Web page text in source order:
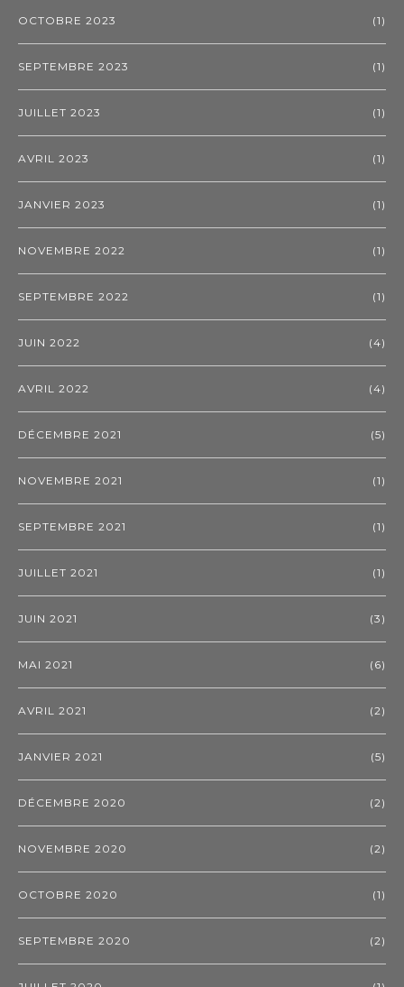
OCTOBRE 2023 (1)
SEPTEMBRE 2023 (1)
JUILLET 2023 (1)
AVRIL 2023 (1)
JANVIER 2023 (1)
NOVEMBRE 2022 (1)
SEPTEMBRE 2022 (1)
JUIN 2022 (4)
AVRIL 2022 (4)
DÉCEMBRE 2021 (5)
NOVEMBRE 2021 (1)
SEPTEMBRE 2021 (1)
JUILLET 2021 (1)
JUIN 2021 (3)
MAI 2021 (6)
AVRIL 2021 (2)
JANVIER 2021 (5)
DÉCEMBRE 2020 (2)
NOVEMBRE 2020 (2)
OCTOBRE 2020 (1)
SEPTEMBRE 2020 (2)